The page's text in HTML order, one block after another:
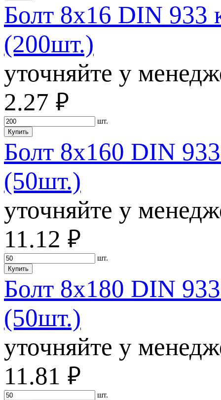
Болт 8х16 DIN 933
(200шт.)
уточняйте у
2.27 руб.
шт.
Купить
Болт 8х160 DIN
(50шт.)
уточняйте у
11.12 руб.
шт.
Купить
Болт 8х180 DIN
(50шт.)
уточняйте у
11.81 руб.
шт.